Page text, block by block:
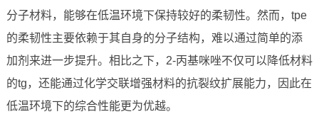
分子材料，能够在低温环境下保持较好的柔韧性。然而，tpe
的柔韧性主要依赖于其自身的分子结构，难以通过简单的添
加剂来进一步提升。相比之下，2-丙基咪唑不仅可以降低材料
的tg，还能通过化学交联增强材料的抗裂纹扩展能力，因此在
低温环境下的综合性能更为优越。